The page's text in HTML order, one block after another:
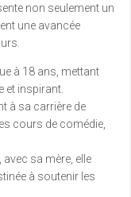
non seulement un
une avancée
à 18 ans, mettant
et inspirant.
à sa carrière de
cours de comédie,
avec sa mère, elle
à soutenir les